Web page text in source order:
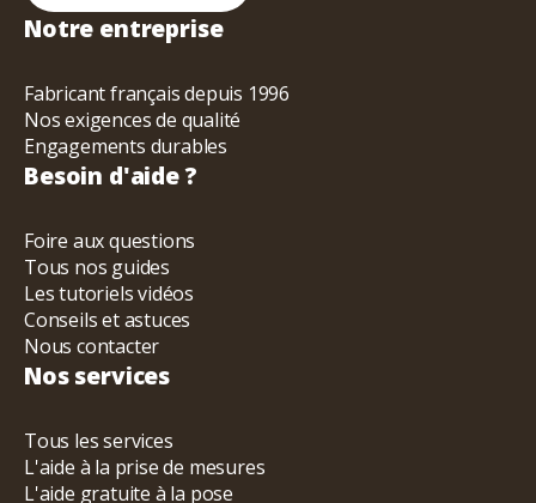
Notre entreprise
Fabricant français depuis 1996
Nos exigences de qualité
Engagements durables
Besoin d'aide ?
Foire aux questions
Tous nos guides
Les tutoriels vidéos
Conseils et astuces
Nous contacter
Nos services
Tous les services
L'aide à la prise de mesures
L'aide gratuite à la pose